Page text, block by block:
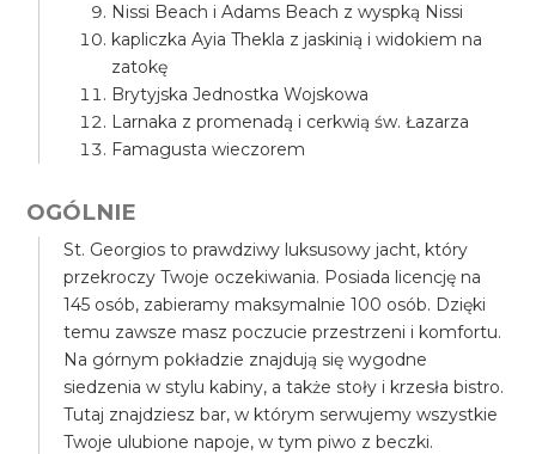
Nissi Beach i Adams Beach z wyspką Nissi
kapliczka Ayia Thekla z jaskinią i widokiem na
zatokę
Brytyjska Jednostka Wojskowa
Larnaka z promenadą i cerkwią św. Łazarza
Famagusta wieczorem
OGÓLNIE
St. Georgios to prawdziwy luksusowy jacht, który
przekroczy Twoje oczekiwania. Posiada licencję na
145 osób, zabieramy maksymalnie 100 osób. Dzięki
temu zawsze masz poczucie przestrzeni i komfortu.
Na górnym pokładzie znajdują się wygodne
siedzenia w stylu kabiny, a także stoły i krzesła bistro.
Tutaj znajdziesz bar, w którym serwujemy wszystkie
Twoje ulubione napoje, w tym piwo z beczki.